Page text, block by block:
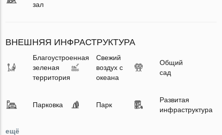
зал
ВНЕШНЯЯ ИНФРАСТРУКТУРА
Благоустроенная
зеленая
территория
Свежий
воздух с
океана
Общий
сад
Парковка Парк
Развитая
инфраструктура
ещё